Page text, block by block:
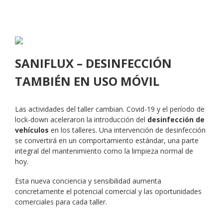
SANIFLUX – DESINFECCIÓN
TAMBIÉN EN USO MÓVIL
Las actividades del taller cambian. Covid-19 y el período de
lock-down aceleraron la introducción del desinfección de
vehículos en los talleres. Una intervención de desinfección
se convertirá en un comportamiento estándar, una parte
integral del mantenimiento como la limpieza normal de
hoy.
Esta nueva conciencia y sensibilidad aumenta
concretamente el potencial comercial y las oportunidades
comerciales para cada taller.